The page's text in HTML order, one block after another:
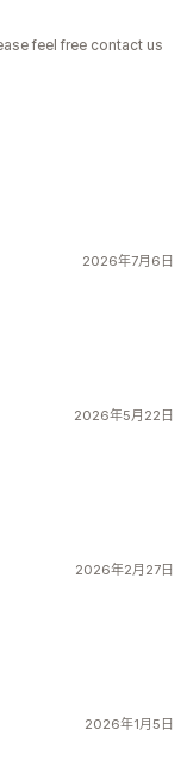
feel free contact us
2026年7月6日
2026年5月22日
2026年2月27日
2026年1月5日